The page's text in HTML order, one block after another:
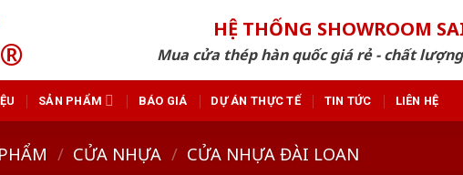
HỆ THỐNG SHOWROOM
Mua cửa thép hàn quốc giá rẻ - chất
SẢN PHẨM BÁO GIÁ DỰ ÁN THỰC TẾ TIN TỨC LIÊN HỆ
/ CỬA NHỰA / CỬA NHỰA ĐÀI LOAN